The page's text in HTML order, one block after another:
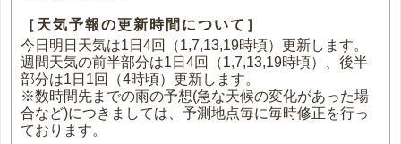
［天気予報の更新時間について］
今日明日天気は1日4回（1,7,13,19時頃）更新します。
週間天気の前半部分は1日4回（1,7,13,19時頃）、後半
部分は1日1回（4時頃）更新します。
※数時間先までの雨の予想(急な天候の変化があった場
合など)につきましては、予測地点毎に毎時修正を行っ
ております。